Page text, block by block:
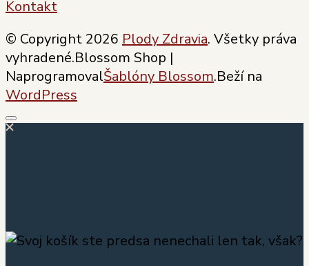
Kontakt
© Copyright 2026 Plody Zdravia. Všetky práva
vyhradené.Blossom Shop |
NaprogramovalŠablóny Blossom.Beží na
WordPress